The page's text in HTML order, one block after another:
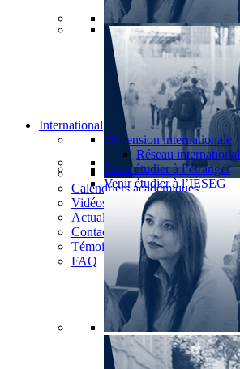
Calendriers académiques
Vidéos
Actualités
Contact
Témoignages
FAQ
International
Dimension internationale
Réseau international
Partir étudier à l’étranger
Venir étudier à l’IÉSEG